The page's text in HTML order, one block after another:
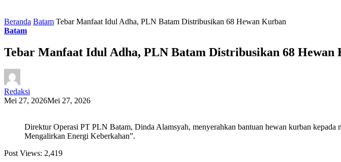
Beranda Batam Tebar Manfaat Idul Adha, PLN Batam Distribusikan 68 Hewan Kurban
Batam
Tebar Manfaat Idul Adha, PLN Batam Distribusikan 68 Hewan
Redaksi
Mei 27, 2026Mei 27, 2026
Direktur Operasi PT PLN Batam, Dinda Alamsyah, menyerahkan bantuan hewan kurban
Mengalirkan Energi Keberkahan”.
Post Views: 2,419